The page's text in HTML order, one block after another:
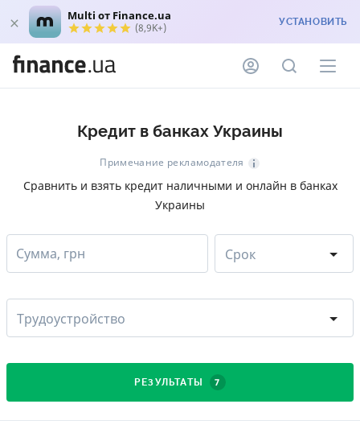
Multi от Finance.ua
(8,9K+) УСТАНОВИТЬ
Кредит в банках Украины
Примечание рекламодателя
Сравнить и взять кредит наличными и онлайн в банках
Украины
Сумма, грн Срок
Трудоустройство
РЕЗУЛЬТАТЫ 7